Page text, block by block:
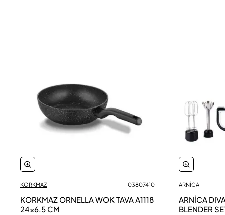
KORKMAZ 03807410
KORKMAZ ORNELLA WOK TAVA A1118
24x6.5 CM
ARNİCA
ARNİCA
BLENDER